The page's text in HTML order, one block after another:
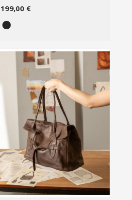
199,00 €